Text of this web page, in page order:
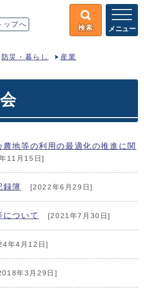
ップへ 検索 メニュー
防災・暮らし 産業
地等の利用の最適化の推進に関
11月15日]
録簿 [2022年6月29日]
について [2021年7月30日]
年4月12日]
年3月29日]